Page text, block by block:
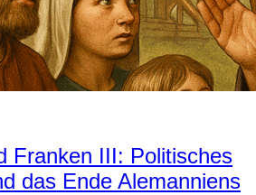
Franken III: Politisches
das Ende Alemanniens